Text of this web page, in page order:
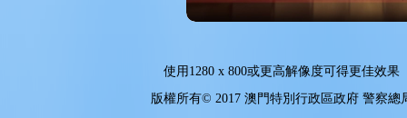
使用 1280 x 800或更高解像度可得更佳效果
版權所有© 2017 澳門特別行政區政府 警察總